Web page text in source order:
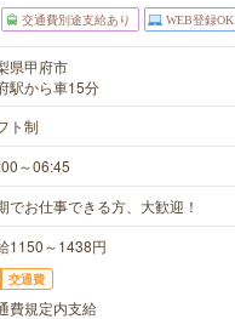
交通費別途支給あり WEB登録OK
県甲府市
駅から車15分
ト制
～06:45
でお仕事できる方、大歓迎！
1150～1438円
交通費
費規定内支給